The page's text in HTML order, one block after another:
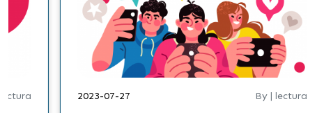
2023-07-27 By | lectura